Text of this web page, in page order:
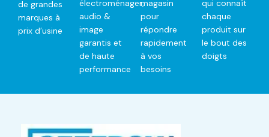
de grandes
marques à
prix d’usine
électroménager,
audio &
image
garantis et
de haute
performance
magasin
pour
répondre
rapidement
à vos
besoins
qui connaît
chaque
produit sur
le bout des
doigts